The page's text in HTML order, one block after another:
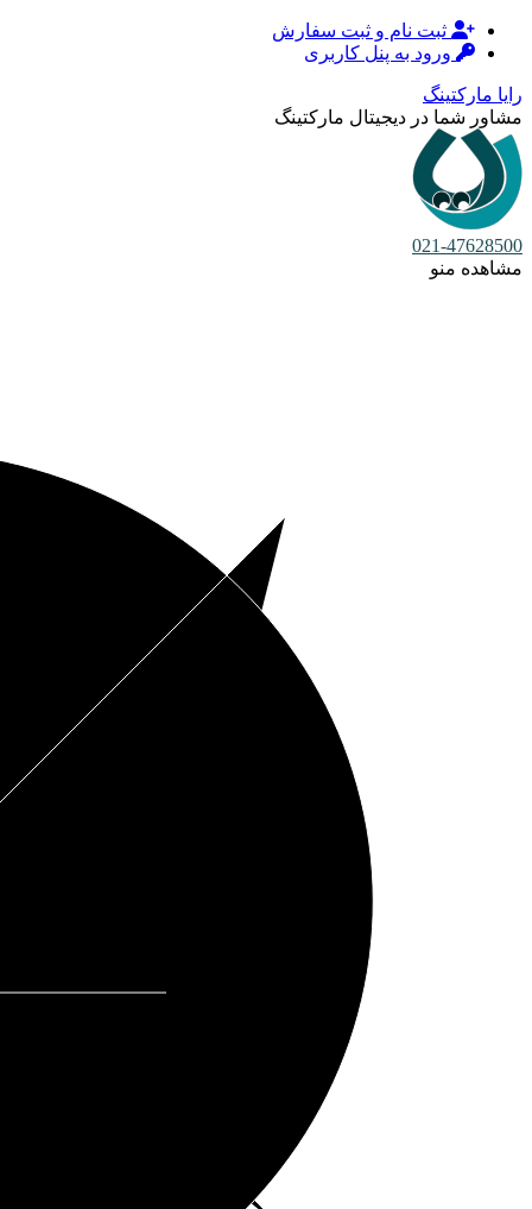
ثبت نام و ثبت سفارش
ورود به پنل کاربری
رایا مارکتینگ
مشاور شما در دیجیتال مارکتینگ
021-47628500
مشاهده منو